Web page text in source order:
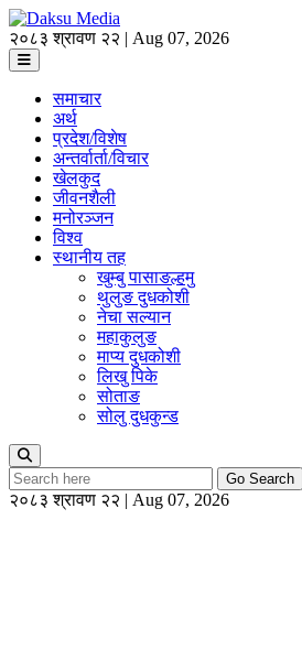
२०८३ श्रावण २२ | Aug 07, 2026
समाचार
अर्थ
प्रदेश/विशेष
अन्तर्वार्ता/विचार
खेलकुद
जीवनशैली
मनोरञ्जन
विश्व
स्थानीय तह
खुम्बु पासाङल्हमु
थुलुङ दुधकोशी
नेचा सल्यान
महाकुलुङ
माप्य दुधकोशी
लिखु पिके
सोताङ
सोलु दुधकुन्ड
Go Search
२०८३ श्रावण २२ | Aug 07, 2026